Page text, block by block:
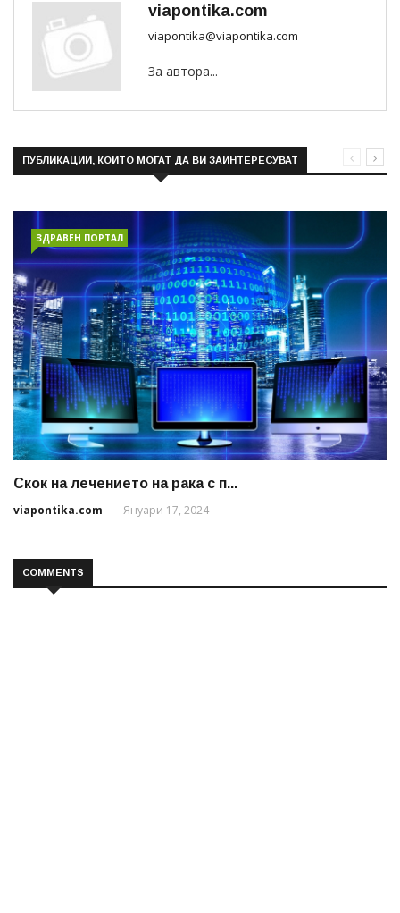
viapontika.com
viapontika@viapontika.com
За автора...
ПУБЛИКАЦИИ, КОИТО МОГАТ ДА ВИ ЗАИНТЕРЕСУВАТ
ЗДРАВЕН ПОРТАЛ
Скок на лечението на рака с п...
viapontika.com
Януари 17, 2024
COMMENTS